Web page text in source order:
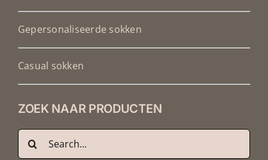
Gepersonaliseerde sokken
Casual sokken
ZOEK NAAR PRODUCTEN
Zoeken
naar:
Deutsch